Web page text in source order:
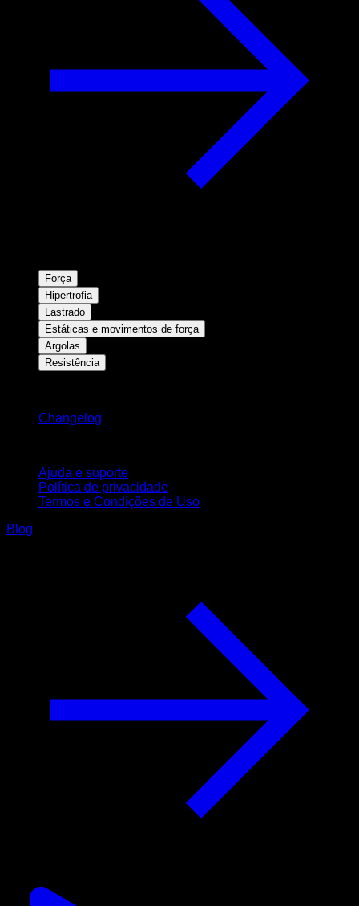
Força
Hipertrofia
Lastrado
Estáticas e movimentos de força
Argolas
Resistência
Changelog
Ajuda e suporte
Política de privacidade
Termos e Condições de Uso
Blog